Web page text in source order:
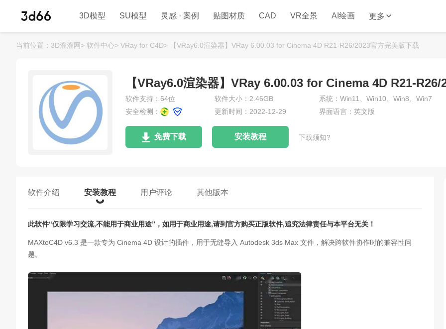
3D模型 SU模型 灵感 · 案例 贴图材质 CAD VR全景 AI绘画 更多
当前位置： 3D溜溜网> 软件中心> VRay for C4D> 【VRay6.0渲染器】VRay 6.00.03 for Cinema 4D R21-R26/2023官方完美版下载
【VRay6.0渲染器】VRay 6.00.03 for Cinema 4D R21-
软件支持：64位 软件大小：2.46GB
系统：Win11、Win10、Win8、Win7
安全检测：
更新时间：2022-12-29 界面语言：英文版
免费下载 安装教程 下载须知?
软件介绍 安装教程 用户评论 其他版本
此软件“仅限学习交流,不能用于商业用途”，如用于商业用途,请到官方购买正版软件,追究法律责任与本平台无关！
MAXtoC4D v6.3 是一款专为 Cinema 4D 设计的插件，用于无缝导入 Autodesk 3ds Max 文件，解决跨软件协作时的兼容性问
题。